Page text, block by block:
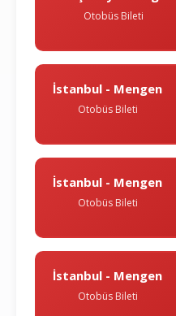
Otobüs Bileti
İstanbul - Mengen
Otobüs Bileti
İstanbul - Mengen
Otobüs Bileti
İstanbul - Mengen
Otobüs Bileti